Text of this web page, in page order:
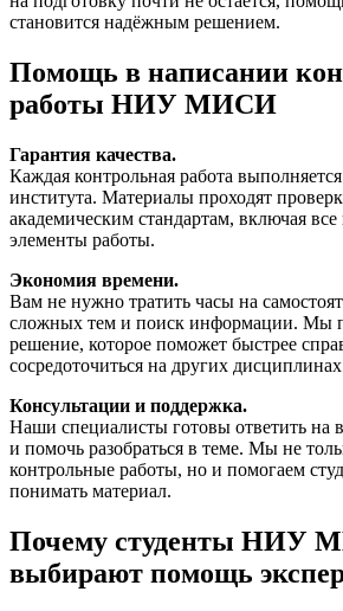
становится надёжным решением.
Помощь в написании
работы НИУ МИСИ
Гарантия качества.
Каждая контрольная работа
института. Материалы проходят
академическим стандартам, включая
элементы работы.
Экономия времени.
Вам не нужно тратить часы на
сложных тем и поиск информации. Мы
решение, которое поможет быстрее
сосредоточиться на других
Консультации и поддержка.
Наши специалисты готовы ответить на
и помочь разобраться в теме. Мы не
контрольные работы, но и помогаем
понимать материал.
Почему студенты НИУ
выбирают помощь